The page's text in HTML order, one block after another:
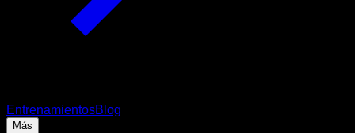
EntrenamientosBlog
Más